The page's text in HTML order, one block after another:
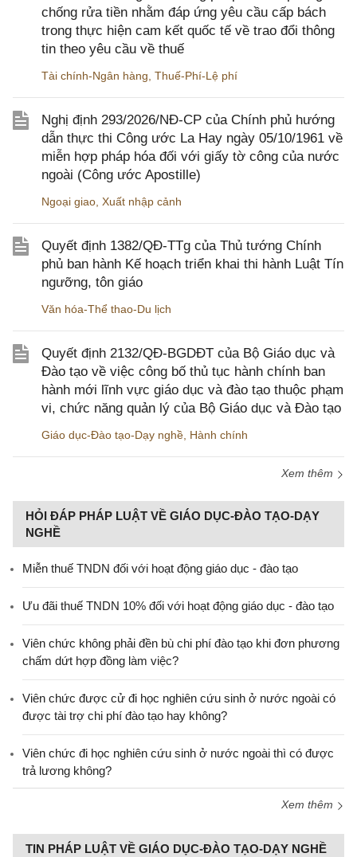
chống rửa tiền nhằm đáp ứng yêu cầu cấp bách
trong thực hiện cam kết quốc tế về trao đổi thông
tin theo yêu cầu về thuế
Tài chính-Ngân hàng, Thuế-Phí-Lệ phí
Nghị định 293/2026/NĐ-CP của Chính phủ hướng
dẫn thực thi Công ước La Hay ngày 05/10/1961 về
miễn hợp pháp hóa đối với giấy tờ công của nước
ngoài (Công ước Apostille)
Ngoại giao, Xuất nhập cảnh
Quyết định 1382/QĐ-TTg của Thủ tướng Chính
phủ ban hành Kế hoạch triển khai thi hành Luật Tín
ngưỡng, tôn giáo
Văn hóa-Thể thao-Du lịch
Quyết định 2132/QĐ-BGDĐT của Bộ Giáo dục và
Đào tạo về việc công bố thủ tục hành chính ban
hành mới lĩnh vực giáo dục và đào tạo thuộc phạm
vi, chức năng quản lý của Bộ Giáo dục và Đào tạo
Giáo dục-Đào tạo-Dạy nghề, Hành chính
Xem thêm
HỎI ĐÁP PHÁP LUẬT VỀ GIÁO DỤC-ĐÀO TẠO-DẠY
NGHỀ
Miễn thuế TNDN đối với hoạt động giáo dục - đào tạo
Ưu đãi thuế TNDN 10% đối với hoạt động giáo dục - đào tạo
Viên chức không phải đền bù chi phí đào tạo khi đơn phương
chấm dứt hợp đồng làm việc?
Viên chức được cử đi học nghiên cứu sinh ở nước ngoài có
được tài trợ chi phí đào tạo hay không?
Viên chức đi học nghiên cứu sinh ở nước ngoài thì có được
trả lương không?
Xem thêm
TIN PHÁP LUẬT VỀ GIÁO DỤC-ĐÀO TẠO-DẠY NGHỀ